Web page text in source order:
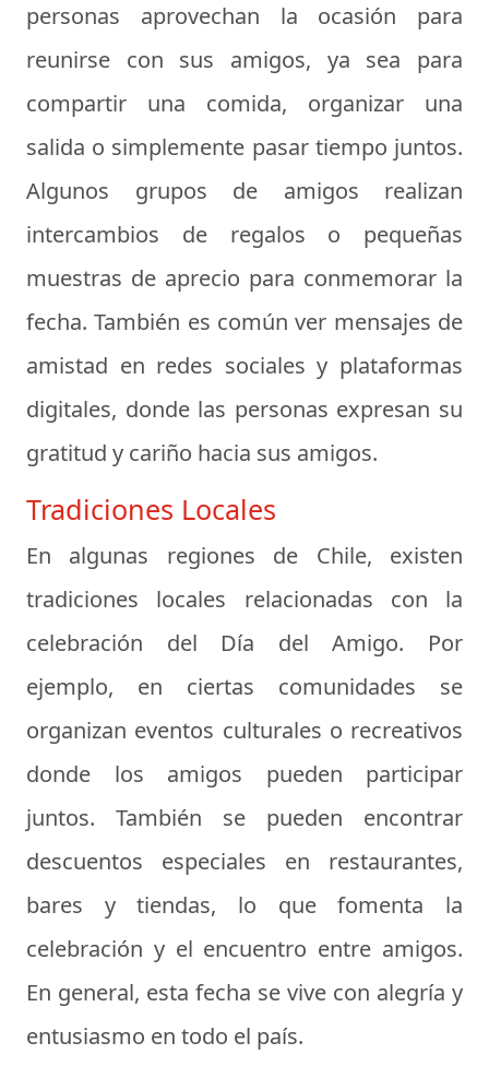
personas aprovechan la ocasión para
reunirse con sus amigos, ya sea para
compartir una comida, organizar una
salida o simplemente pasar tiempo juntos.
Algunos grupos de amigos realizan
intercambios de regalos o pequeñas
muestras de aprecio para conmemorar la
fecha. También es común ver mensajes de
amistad en redes sociales y plataformas
digitales, donde las personas expresan su
gratitud y cariño hacia sus amigos.
Tradiciones Locales
En algunas regiones de Chile, existen
tradiciones locales relacionadas con la
celebración del Día del Amigo. Por
ejemplo, en ciertas comunidades se
organizan eventos culturales o recreativos
donde los amigos pueden participar
juntos. También se pueden encontrar
descuentos especiales en restaurantes,
bares y tiendas, lo que fomenta la
celebración y el encuentro entre amigos.
En general, esta fecha se vive con alegría y
entusiasmo en todo el país.